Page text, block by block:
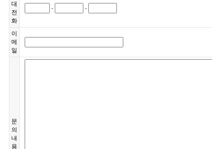
대
전
화
- -
이
메
일
문
의
내
용